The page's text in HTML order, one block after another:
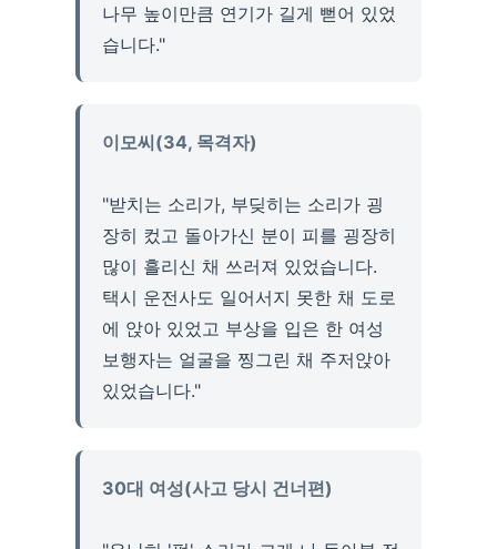
나무 높이만큼 연기가 길게 뻗어 있었
습니다."
이모씨(34, 목격자)
"받치는 소리가, 부딪히는 소리가 굉
장히 컸고 돌아가신 분이 피를 굉장히
많이 흘리신 채 쓰러져 있었습니다.
택시 운전사도 일어서지 못한 채 도로
에 앉아 있었고 부상을 입은 한 여성
보행자는 얼굴을 찡그린 채 주저앉아
있었습니다."
30대 여성(사고 당시 건너편)